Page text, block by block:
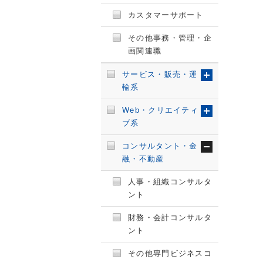
カスタマーサポート
その他事務・管理・企
画関連職
サービス・販売・運
輸系
Web・クリエイティ
ブ系
コンサルタント・金
融・不動産
人事・組織コンサルタ
ント
財務・会計コンサルタ
ント
その他専門ビジネスコ